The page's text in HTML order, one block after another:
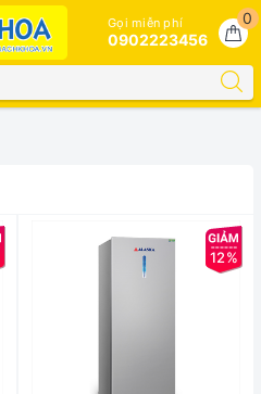
0
Gọi miễn phí
0902223456
12%